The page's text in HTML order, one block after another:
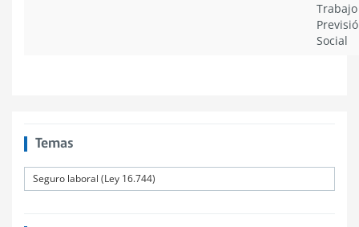
Social
Temas
Seguro laboral (Ley 16.744)